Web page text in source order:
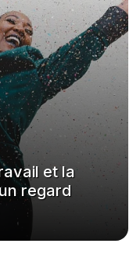
et la
regard